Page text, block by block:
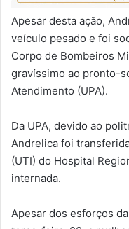
Apesar desta ação,
veículo pesado e foi
Corpo de Bombeiros
gravíssimo ao pronto-
Atendimento (UPA).
Da UPA, devido ao
Andrelica foi
(UTI) do Hospital
internada.
Apesar dos esforços